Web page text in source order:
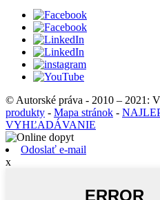
© Autorské práva - 2010 – 2021:
produkty - Mapa stránok -
VYHĽADÁVANIE
Odoslať e-mail
x